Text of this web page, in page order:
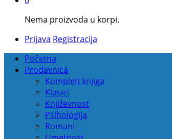
Nema proizvoda u korpi.
Prijava Registracija
Početna
Prodavnica
Kompleti knjiga
Klasici
Književnost
Psihologija
Romani